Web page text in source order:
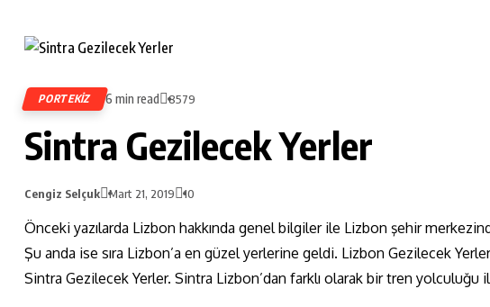
PORTEKIZ 6 min read 8579
Sintra Gezilecek Yerler
Cengiz Selçuk Mart 21, 2019 10
Önceki yazılarda Lizbon hakkında genel bilgiler ile Lizbon şehir
Şu anda ise sıra Lizbon’a en güzel yerlerine geldi. Lizbon Gezilecek Yerler
Sintra Gezilecek Yerler. Sintra Lizbon’dan farklı olarak bir tren yolculuğu